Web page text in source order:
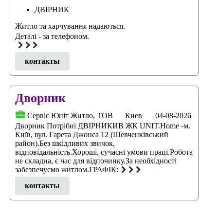
ДВІРНИК
Житло та харчування надаються.
Деталі - за телефоном.
контакты
Дворник
Сервіс Юніт Житло, ТОВ Киев
04-08-2026
Дворник Потрібні ДВІРНИКИВ ЖК UNIT.Home -м.
Київ, вул. Гарета Джонса 12 (Шевченківський
район).Без шкідливих звичок,
відповідальність.Хороші, сучасні умови праці.Робота
не складна, є час для відпочинку.За необхідності
забезпечуємо житлом.ГРАФІК:
контакты